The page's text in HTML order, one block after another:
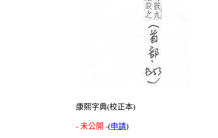
康熙字典(校正本)
- 未公開 -(申請)